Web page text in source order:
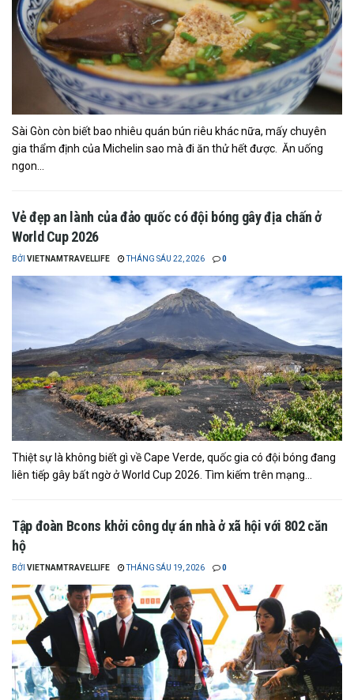
Sài Gòn còn biết bao nhiêu quán bún riêu khác nữa, mấy chuyên
gia thẩm định của Michelin sao mà đi ăn thử hết được. Ăn uống
ngon...
Vẻ đẹp an lành của đảo quốc có đội bóng gây địa chấn ở
World Cup 2026
BỞI VIETNAMTRAVELLIFE THÁNG SÁU 22, 2026 0
Thiệt sự là không biết gì về Cape Verde, quốc gia có đội bóng đang
liên tiếp gây bất ngờ ở World Cup 2026. Tìm kiếm trên mạng...
Tập đoàn Bcons khởi công dự án nhà ở xã hội với 802 căn
hộ
BỞI VIETNAMTRAVELLIFE THÁNG SÁU 19, 2026 0